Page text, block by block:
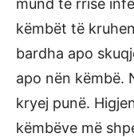
mund të rrisë
këmbët të
bardha apo
apo nën këmbë.
kryej punë.
këmbëve më